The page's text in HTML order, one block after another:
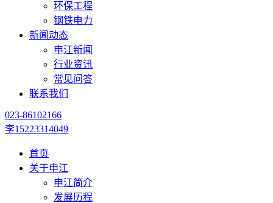
环保工程
钢铁电力
新闻动态
申江新闻
行业资讯
常见问答
联系我们
023-86102166
李15223314049
首页
关于申江
申江简介
发展历程